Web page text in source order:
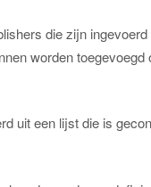
die zijn ingevoerd
worden toegevoegd
uit een lijst die is